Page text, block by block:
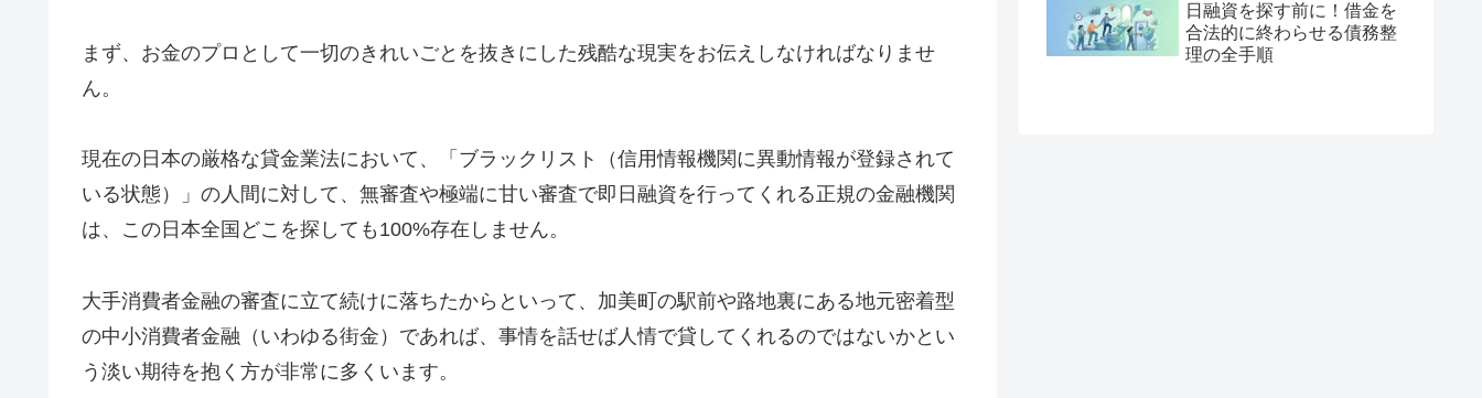
まず、お金のプロとして一切のきれいごとを抜きにした残酷な現実をお伝えしなければなりませ
ん。
現在の日本の厳格な貸金業法において、「ブラックリスト（信用情報機関に異動情報が登録されて
いる状態）」の人間に対して、無審査や極端に甘い審査で即日融資を行ってくれる正規の金融機関
は、この日本全国どこを探しても100%存在しません。
大手消費者金融の審査に立て続けに落ちたからといって、加美町の駅前や路地裏にある地元密着型
の中小消費者金融（いわゆる街金）であれば、事情を話せば人情で貸してくれるのではないかとい
う淡い期待を抱く方が非常に多くいます。
日融資を探す前に！借金を
合法的に終わらせる債務整
理の全手順